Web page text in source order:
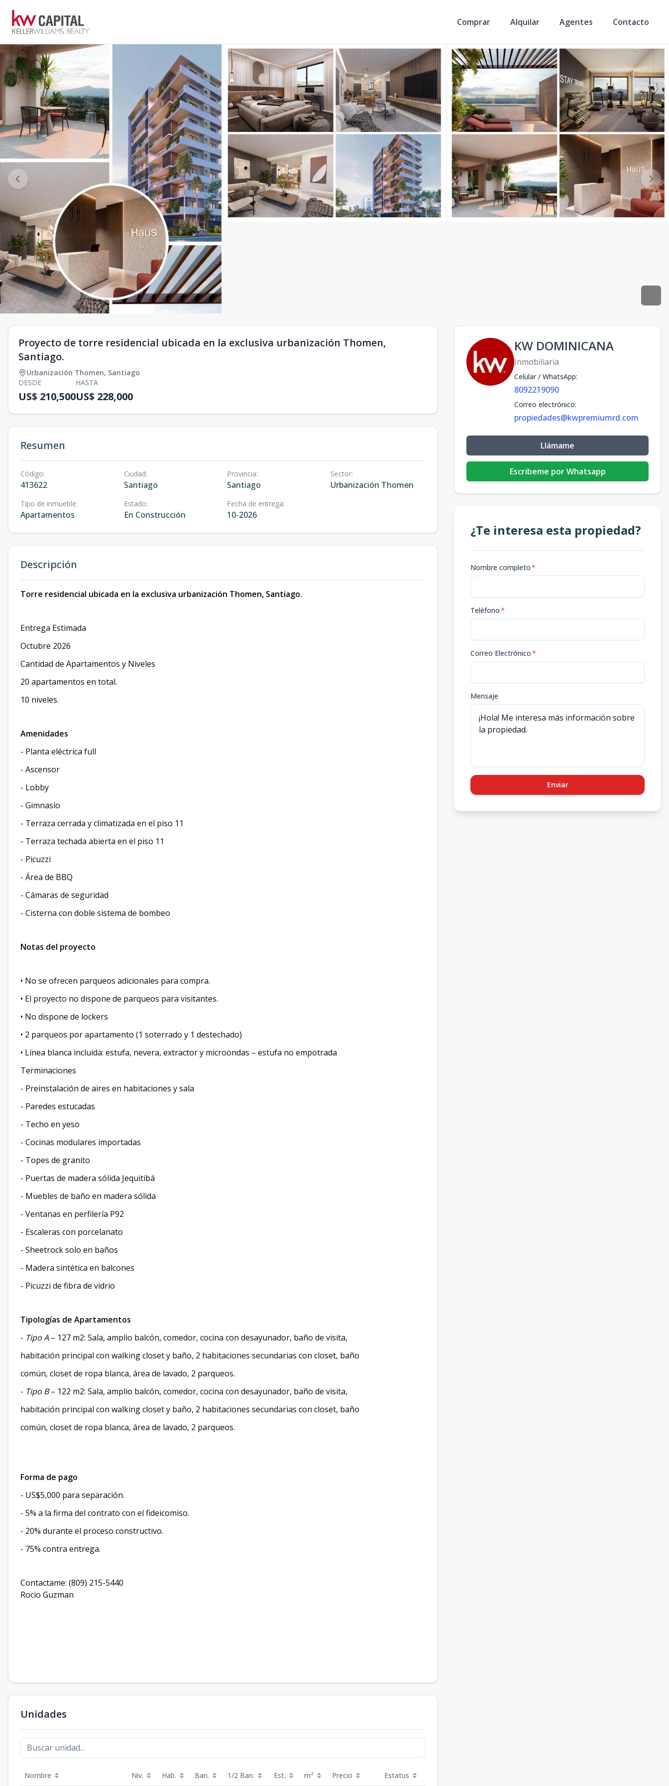
Comprar Alquilar Agentes Contacto
Proyecto de torre residencial ubicada en la exclusiva urbanización Thomen,
Santiago.
Urbanización Thomen, Santiago
DESDE
US$ 210,500
HASTA
US$ 228,000
Resumen
Código:
413622
Ciudad:
Santiago
Provincia:
Santiago
Sector:
Urbanización Thomen
Tipo de inmueble:
Apartamentos
Estado:
En Construcción
Fecha de entrega:
10-2026
Descripción
Torre residencial ubicada en la exclusiva urbanización Thomen, Santiago.
Entrega Estimada
Octubre 2026
Cantidad de Apartamentos y Niveles
20 apartamentos en total.
10 niveles.
Amenidades
- Planta eléctrica full
- Ascensor
- Lobby
- Gimnasio
- Terraza cerrada y climatizada en el piso 11
- Terraza techada abierta en el piso 11
- Picuzzi
- Área de BBQ
- Cámaras de seguridad
- Cisterna con doble sistema de bombeo
Notas del proyecto
• No se ofrecen parqueos adicionales para compra.
• El proyecto no dispone de parqueos para visitantes.
• No dispone de lockers
• 2 parqueos por apartamento (1 soterrado y 1 destechado)
• Línea blanca incluida: estufa, nevera, extractor y microondas – estufa no empotrada
Terminaciones
- Preinstalación de aires en habitaciones y sala
- Paredes estucadas
- Techo en yeso
- Cocinas modulares importadas
- Topes de granito
- Puertas de madera sólida Jequitibá
- Muebles de baño en madera sólida
- Ventanas en perfilería P92
- Escaleras con porcelanato
- Sheetrock solo en baños
- Madera sintética en balcones
- Picuzzi de fibra de vidrio
Tipologías de Apartamentos
- Tipo A – 127 m2: Sala, amplio balcón, comedor, cocina con desayunador, baño de visita,
habitación principal con walking closet y baño, 2 habitaciones secundarias con closet, baño
común, closet de ropa blanca, área de lavado, 2 parqueos.
- Tipo B– 122 m2: Sala, amplio balcón, comedor, cocina con desayunador, baño de visita,
habitación principal con walking closet y baño, 2 habitaciones secundarias con closet, baño
común, closet de ropa blanca, área de lavado, 2 parqueos.
Forma de pago
- US$5,000 para separación.
- 5% a la firma del contrato con el fideicomiso.
- 20% durante el proceso constructivo.
- 75% contra entrega.
Contactame: (809) 215-5440
Rocio Guzman
Unidades
Nombre Niv. Hab. Ban. 1/2 Ban. Est. m² Precio Estatus
KW DOMINICANA
Inmobiliaria
Celular / WhatsApp:
8092219090
Correo electrónico:
propiedades@kwpremiumrd.com
Llámame
Escribeme por Whatsapp
¿Te interesa esta propiedad?
Nombre completo*
Teléfono*
Correo Electrónico*
Mensaje
Enviar